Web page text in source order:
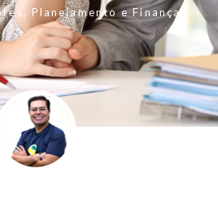
, Planejamento e Finanças